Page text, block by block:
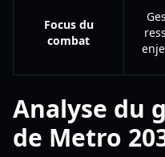
Focus du
combat
Analyse du
de Metro